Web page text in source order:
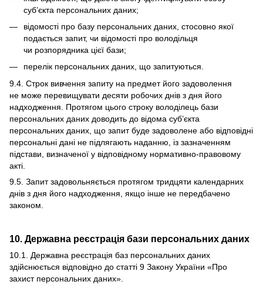
суб’єкта персональних даних;
відомості про базу персональних даних, стосовно якої
подається запит, чи відомості про володільця
чи розпорядника цієї бази;
перелік персональних даних, що запитуються.
9.4. Строк вивчення запиту на предмет його задоволення
не може перевищувати десяти робочих днів з дня його
надходження. Протягом цього строку володілець бази
персональних даних доводить до відома суб’єкта
персональних даних, що запит буде задоволене або відповідні
персональні дані не підлягають наданню, із зазначенням
підстави, визначеної у відповідному нормативно-правовому
акті.
9.5. Запит задовольняється протягом тридцяти календарних
днів з дня його надходження, якщо інше не передбачено
законом.
10. Державна реєстрація бази персональних даних
10.1. Державна реєстрація баз персональних даних
здійснюється відповідно до статті 9 Закону України «Про
захист персональних даних».